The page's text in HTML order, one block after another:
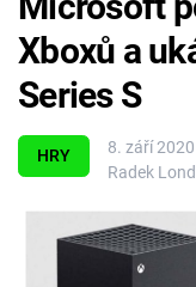
ESCAPE PLNEJ
Témata
Filmy
HRY
8. září
Radek
Xboxů a
Series S